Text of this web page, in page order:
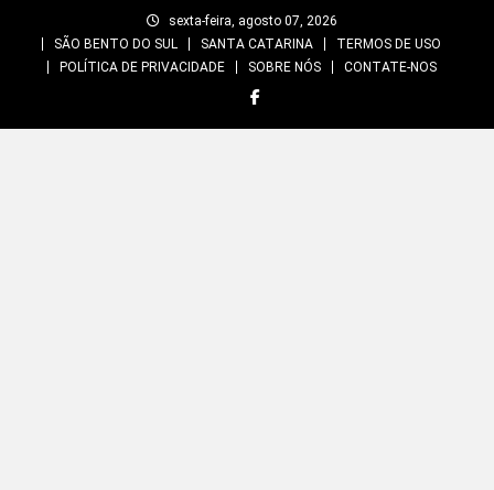
sexta-feira, agosto 07, 2026
SÃO BENTO DO SUL
SANTA CATARINA
TERMOS DE USO
POLÍTICA DE PRIVACIDADE
SOBRE NÓS CONTATE-NOS